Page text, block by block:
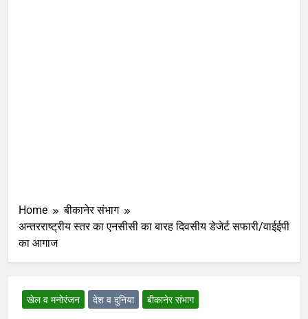
Home
बीकानेर संभाग
अन्तरराष्ट्रीय स्तर का एनसीसी का बारह दिवसीय डेजेर्ट सफारी/वाईईपी
का आगाज
खेल व मनोरंजन देश व दुनिया बीकानेर संभाग